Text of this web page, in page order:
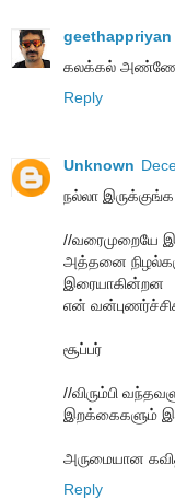
geethappriyan
கலக்கல்
Reply
Unknown
நல்லா இருக்குங்க.
//வரைமுறையே
அத்தனை
இரையாகின்றன
என்
சூப்பர்
//விரும்பி
இறக்கைகளும்
அருமையான
Reply